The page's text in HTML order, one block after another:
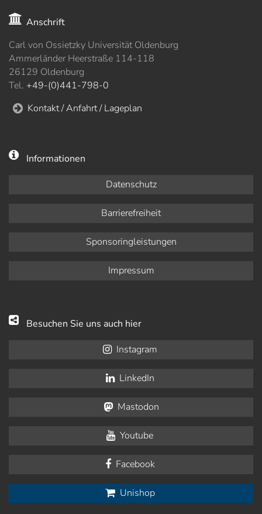
Anschrift
Carl von Ossietzky Universität Oldenburg
Ammerländer Heerstraße 114-118
26129 Oldenburg
Tel. +49-(0)441-798-0
Kontakt / Anfahrt / Lageplan
Informationen
Datenschutz
Barrierefreiheit
Sponsoringleistungen
Impressum
Besuchen Sie uns auch hier
Instagram
LinkedIn
Mastodon
Youtube
Facebook
Unishop